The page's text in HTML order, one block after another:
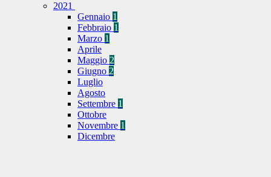
2021
Gennaio 1
Febbraio 1
Marzo 1
Aprile
Maggio 2
Giugno 2
Luglio
Agosto
Settembre 1
Ottobre
Novembre 1
Dicembre